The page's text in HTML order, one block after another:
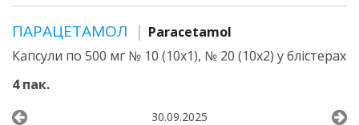
ПАРАЦЕТАМОЛ
Paracetamol
Капсули по 500 мг № 10 (10х1), № 20 (10х2) у блістерах
4 пак.
30.09.2025